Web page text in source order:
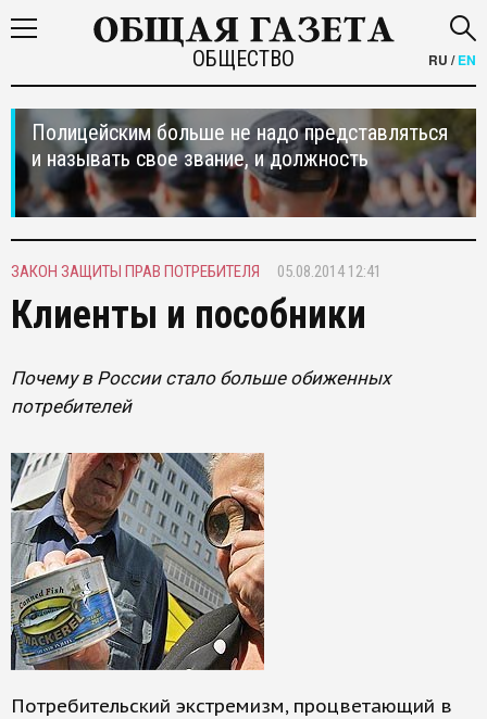
ОБЩЕСТВО RU /EN
Полицейским больше не надо представляться
и называть свое звание, и должность
ЗАКОН ЗАЩИТЫ ПРАВ ПОТРЕБИТЕЛЯ 05.08.2014 12:41
Клиенты и пособники
Почему в России стало больше обиженных
потребителей
Потребительский экстремизм, процветающий в